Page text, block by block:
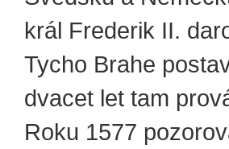
král Frederik II.
Tycho Brahe
dvacet let tam
Roku 1577